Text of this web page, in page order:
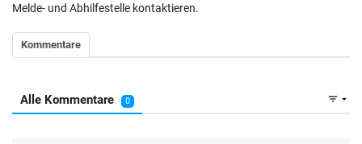
Melde- und Abhilfestelle kontaktieren.